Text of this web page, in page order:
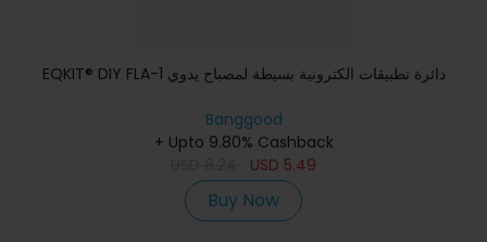
EQKIT® DIY FLA-1 دائرة تطبيقات الكترونية بسيطة لمصباح يدوي
Banggood
+ Upto 9.80% Cashback
USD 5.49
Buy Now